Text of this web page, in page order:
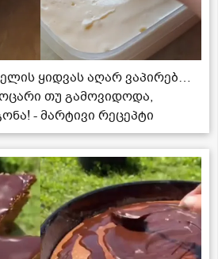
ყიდვას აღარ ვაპირებ…
თუ გამოვიდოდა,
- მარტივი რეცეპტი